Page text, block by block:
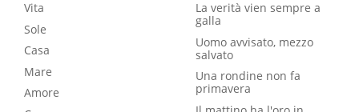
Vita
Sole
Casa
Mare
Amore
La verità vien sempre a
galla
Uomo avvisato, mezzo
salvato
Una rondine non fa
primavera